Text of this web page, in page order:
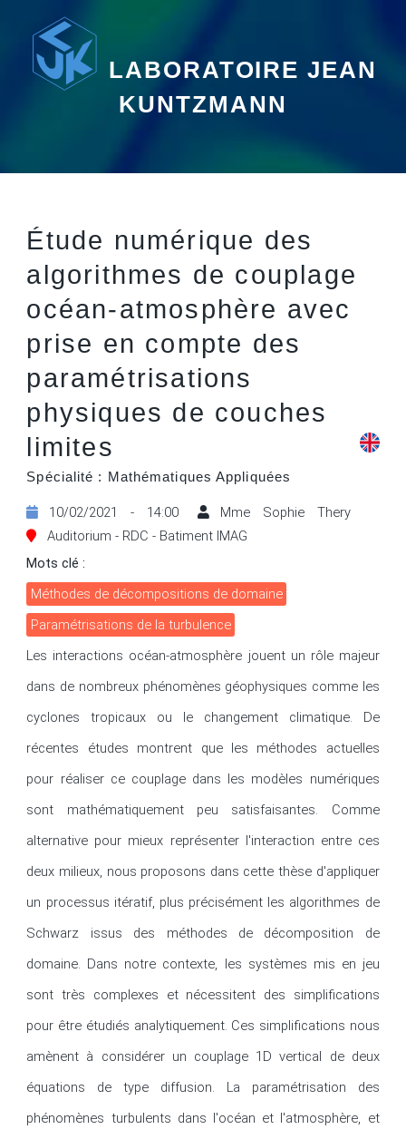
LABORATOIRE JEAN
KUNTZMANN
Étude numérique des
algorithmes de couplage
océan-atmosphère avec
prise en compte des
paramétrisations
physiques de couches
limites
Spécialité : Mathématiques Appliquées
10/02/2021 - 14:00
Mme Sophie Thery
Auditorium - RDC - Batiment IMAG
Mots clé :
méthodes de décompositions de domaine
paramétrisations de la turbulence
Les interactions océan-atmosphère jouent un rôle majeur
dans de nombreux phénomènes géophysiques comme les
cyclones tropicaux ou le changement climatique. De
récentes études montrent que les méthodes actuelles
pour réaliser ce couplage dans les modèles numériques
sont mathématiquement peu satisfaisantes. Comme
alternative pour mieux représenter l'interaction entre ces
deux milieux, nous proposons dans cette thèse d'appliquer
un processus itératif, plus précisément les algorithmes de
Schwarz issus des méthodes de décomposition de
domaine. Dans notre contexte, les systèmes mis en jeu
sont très complexes et nécessitent des simplifications
pour être étudiés analytiquement. Ces simplifications nous
amènent à considérer un couplage 1D vertical de deux
équations de type diffusion. La paramétrisation des
phénomènes turbulents dans l'océan et l'atmosphère, et